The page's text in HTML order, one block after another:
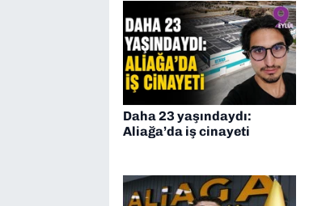
Daha 23 yaşındaydı:
Aliağa’da iş cinayeti